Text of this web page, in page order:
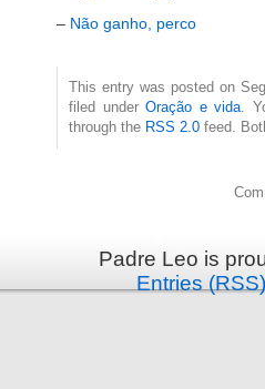
– Não ganho, perco
This entry was posted on
filed under Oração e vida .
through the RSS 2.0 feed.
Padre Leo is
Entries (RSS)